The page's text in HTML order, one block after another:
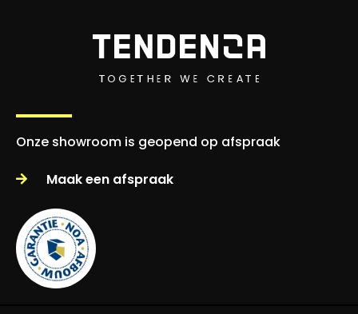
Onze showroom is geopend op afspraak
Maak een afspraak